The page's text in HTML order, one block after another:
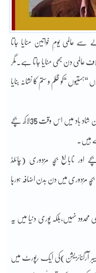
عالمی یومِ خواتین منایا جاتا
عالمی دن بھی منایا جاتا ہے۔مگر
“ہستیوں “کو ظلم و ستم کا نشانہ بنایا
اقوامِ متحدہ کی ایک رپورٹ کے مطابق کشور حسین شاد باد میں اس وقت 35لاکھ بچے
ہیں۔
5سے 14سال کے 83فیصد بچے اور نابالغ بچہ مزدوری (چائلڈ
مزدوری میں دن بدن اضافہ ہورہا
نہیں،بلکہ پوری دنیا میں یہ
لیبر آرگنائزیشن)کی ایک رپورٹ میں